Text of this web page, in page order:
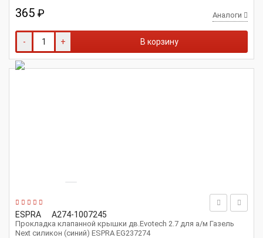
365 ₽ Аналоги
- + В корзину
ESPRA A274-1007245
Прокладка клапанной крышки дв.Evotech 2.7 для а/м Газель
Next силикон (синий) ESPRA EG237274